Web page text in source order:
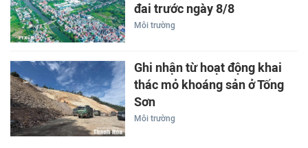
đai trước ngày 8/8
Môi trường
Ghi nhận từ hoạt động khai
thác mỏ khoáng sản ở Tống
Sơn
Môi trường